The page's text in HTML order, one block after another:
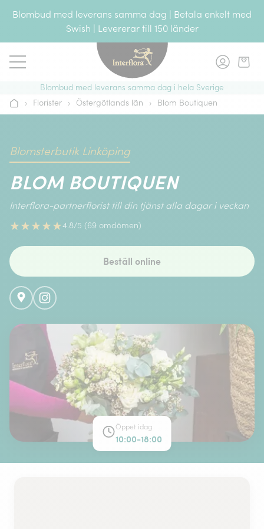
Blombud med leverans samma dag | Betala enkelt med
Swish | Levererar till 150 länder
Blombud med leverans samma dag i hela Sverige
Hem› Florister › Östergötlands län › Blom Boutiquen
Blomsterbutik Linköping
BLOM BOUTIQUEN
Interflora-partnerflorist till din tjänst alla dagar i veckan
★★★★★4.8/5 (69 omdömen)
Beställ online
Öppet idag
10:00-18:00